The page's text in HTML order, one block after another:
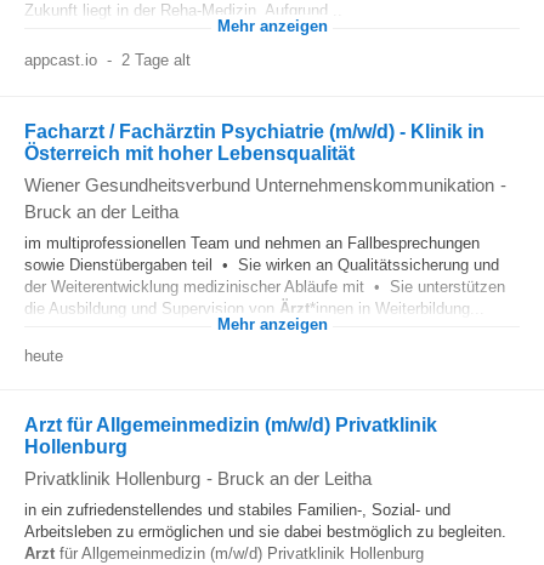
Zukunft liegt in der Reha-Medizin. Aufgrund...
Mehr anzeigen
appcast.io - 2 Tage alt
Facharzt / Fachärztin Psychiatrie (m/w/d) - Klinik in
Österreich mit hoher Lebensqualität
Wiener Gesundheitsverbund Unternehmenskommunikation -
Bruck an der Leitha
im multiprofessionellen Team und nehmen an Fallbesprechungen
sowie Dienstübergaben teil • Sie wirken an Qualitätssicherung und
der Weiterentwicklung medizinischer Abläufe mit • Sie unterstützen
die Ausbildung und Supervision von Ärzt*innen in Weiterbildung...
Mehr anzeigen
heute
Arzt für Allgemeinmedizin (m/w/d) Privatklinik
Hollenburg
Privatklinik Hollenburg - Bruck an der Leitha
in ein zufriedenstellendes und stabiles Familien-, Sozial- und
Arbeitsleben zu ermöglichen und sie dabei bestmöglich zu begleiten.
Arzt für Allgemeinmedizin (m/w/d) Privatklinik Hollenburg